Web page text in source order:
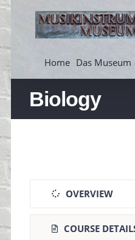
Home Das Museum
Biology
OVERVIEW
COURSE